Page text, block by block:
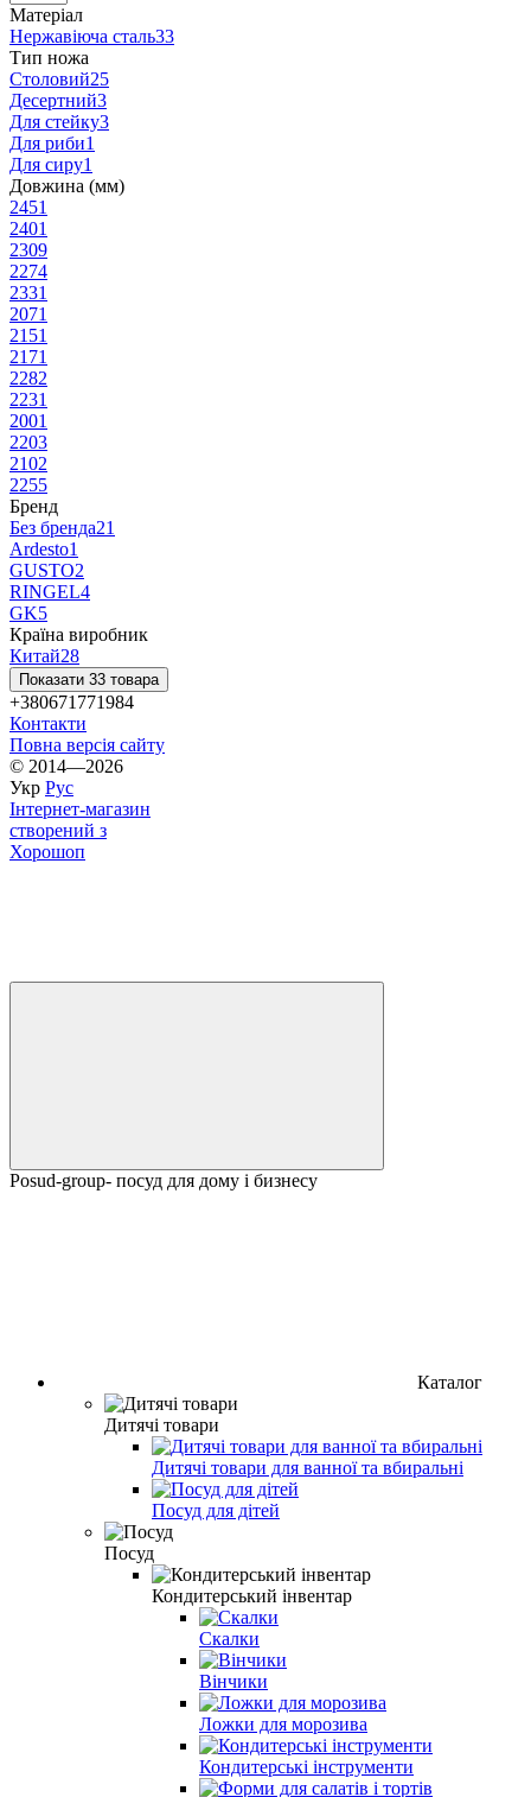
Матеріал
Нержавіюча сталь33
Тип ножа
Столовий25
Десертний3
Для стейку3
Для риби1
Для сиру1
Довжина (мм)
2451
2401
2309
2274
2331
2071
2151
2171
2282
2231
2001
2203
2102
2255
Бренд
Без бренда21
Ardesto1
GUSTO2
RINGEL4
GK5
Країна виробник
Китай28
Показати 33 товара
+380671771984
Контакти
Повна версія сайту
© 2014—2026
Укр Рус
Інтернет-магазин
створений з
Хорошоп
Posud-group- посуд для дому і бизнесу
Каталог
Дитячі товари
Дитячі товари для ванної та вбиральні
Посуд для дітей
Посуд
Кондитерський інвентар
Скалки
Вінчики
Ложки для морозива
Кондитерські інструменти